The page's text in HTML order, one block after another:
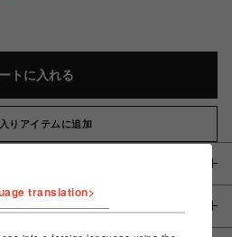
トに入れる
りアイテムに追加
translation>